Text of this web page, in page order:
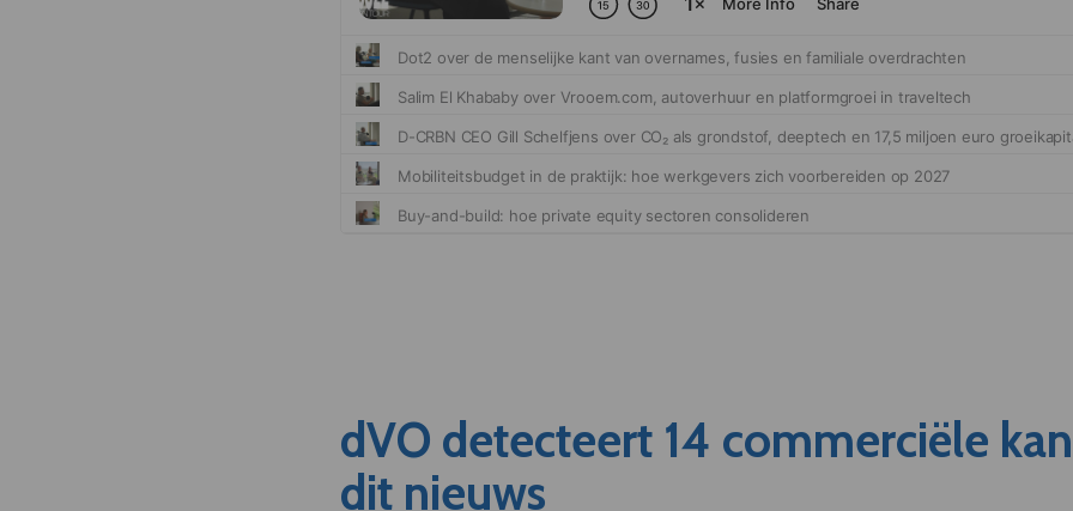
dVO detecteert 14 commerciële
dit nieuws